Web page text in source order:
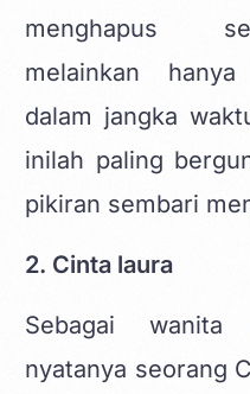
menghapus
melainkan
dalam jangka
inilah paling
pikiran sembari
2. Cinta laura
Sebagai
nyatanya seorang